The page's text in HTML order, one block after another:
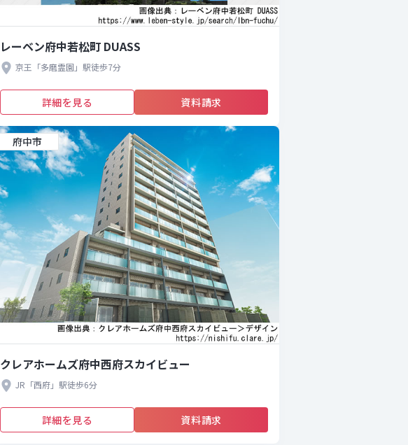
レーベン府中若松町 DUASS
京王「多磨霊園」駅徒歩7分
詳細を見る 資料請求
府中市
クレアホームズ府中西府スカイビュー
JR「西府」駅徒歩6分
詳細を見る 資料請求